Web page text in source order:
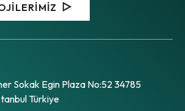
Sokak Egin Plaza No:52 34785
Türkiye